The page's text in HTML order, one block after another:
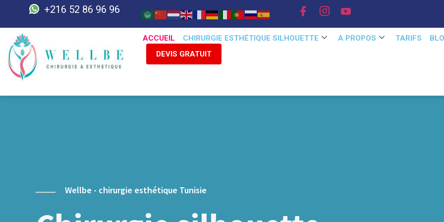
+216 52 86 96 96
ACCUEIL CHIRURGIE ESTHÉTIQUE SILHOUETTE A PROPOS TARIFS
DEVIS GRATUIT
Wellbe - chirurgie esthétique Tunisie